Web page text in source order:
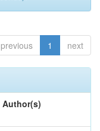
previous 1 next
Author(s)